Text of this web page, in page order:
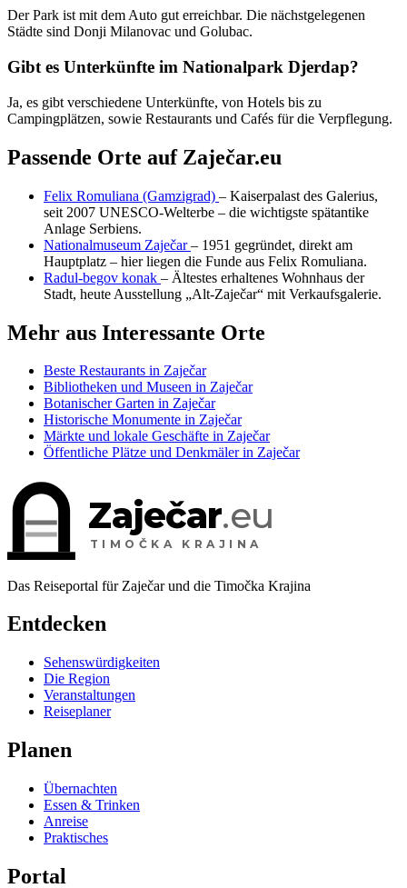
Der Park ist mit dem Auto gut erreichbar. Die nächstgelegenen
Städte sind Donji Milanovac und Golubac.
Gibt es Unterkünfte im Nationalpark Djerdap?
Ja, es gibt verschiedene Unterkünfte, von Hotels bis zu
Campingplätzen, sowie Restaurants und Cafés für die Verpflegung.
Passende Orte auf Zaječar.eu
Felix Romuliana (Gamzigrad) – Kaiserpalast des Galerius,
seit 2007 UNESCO-Welterbe – die wichtigste spätantike
Anlage Serbiens.
Nationalmuseum Zaječar– 1951 gegründet, direkt am
Hauptplatz – hier liegen die Funde aus Felix Romuliana.
Radul-begov konak – Ältestes erhaltenes Wohnhaus der
Stadt, heute Ausstellung „Alt-Zaječar“ mit Verkaufsgalerie.
Mehr aus Interessante Orte
Beste Restaurants in Zaječar
Bibliotheken und Museen in Zaječar
Botanischer Garten in Zaječar
Historische Monumente in Zaječar
Märkte und lokale Geschäfte in Zaječar
Öffentliche Plätze und Denkmäler in Zaječar
Zaječar.eu
TIMOČKA KRAJINA
Das Reiseportal für Zaječar und die Timočka Krajina
Entdecken
Sehenswürdigkeiten
Die Region
Veranstaltungen
Reiseplaner
Planen
Übernachten
Essen & Trinken
Anreise
Praktisches
Portal